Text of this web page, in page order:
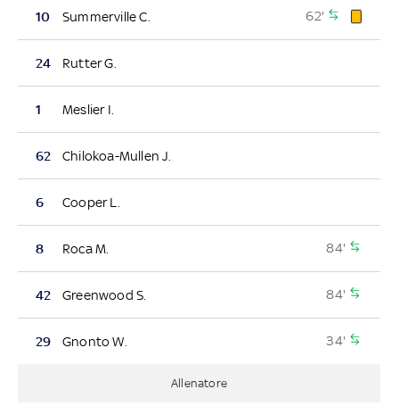
10 Summerville C. 62'
24 Rutter G.
1 Meslier I.
62 Chilokoa-Mullen J.
6 Cooper L.
8 Roca M. 84'
42 Greenwood S. 84'
29 Gnonto W. 34'
Allenatore